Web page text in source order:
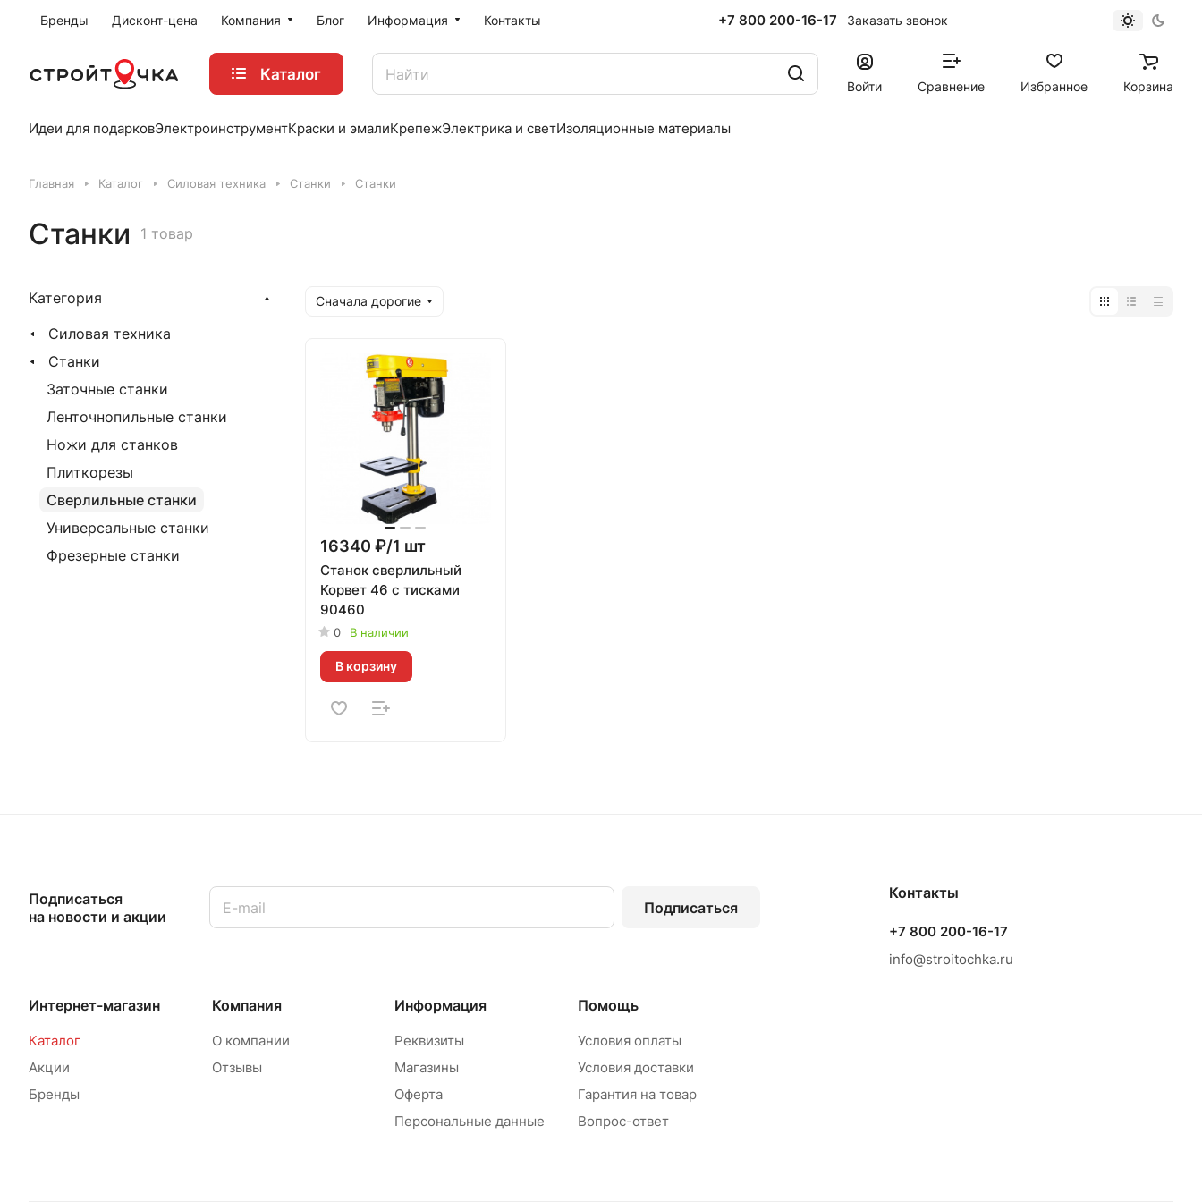
Бренды Дисконт-цена Компания Блог Информация Контакты +7 800 200-16-17 Заказать звонок
Каталог
Войти Сравнение Избранное Корзина
Идеи для подарковЭлектроинструментКраски и эмалиКрепежЭлектрика и светИзоляционные материалы
Главная Каталог Силовая техника Станки Станки
Станки 1 товар
Сначала дорогие
16340 ₽/1 шт
Станок сверлильный
Корвет 46 с тисками
90460
0 В наличии
В корзину
Категория
Силовая техника
Станки
Заточные станки
Ленточнопильные станки
Ножи для станков
Плиткорезы
Сверлильные станки
Универсальные станки
Фрезерные станки
Подписаться
на новости и акции
Подписаться
Интернет-магазин
Каталог
Акции
Бренды
Компания
О компании
Отзывы
Информация
Реквизиты
Магазины
Оферта
Персональные данные
Помощь
Условия оплаты
Условия доставки
Гарантия на товар
Вопрос-ответ
Контакты
+7 800 200-16-17
info@stroitochka.ru